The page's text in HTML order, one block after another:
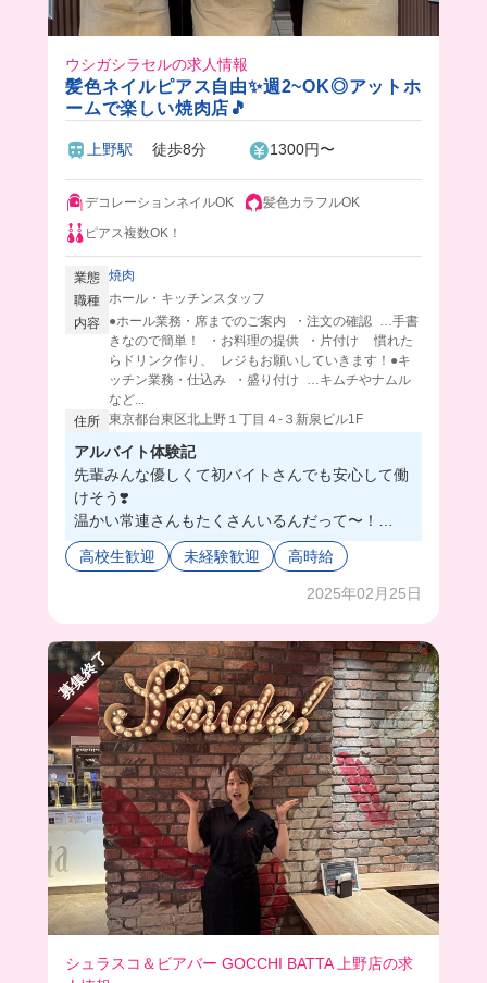
ウシガシラセルの求人情報
髪色ネイルピアス自由✨週2~OK◎アットホ
ームで楽しい焼肉店🎵
上野駅 徒歩8分 1300円〜
デコレーションネイルOK
髪色カラフルOK
ピアス複数OK！
業態 焼肉
職種 ホール・キッチンスタッフ
内容
●ホール業務・席までのご案内 ・注文の確認 …手書
きなので簡単！ ・お料理の提供 ・片付け 慣れた
らドリンク作り、 レジもお願いしていきます！●キ
ッチン業務・仕込み ・盛り付け …キムチやナムル
など...
住所 東京都台東区北上野１丁目４‐３新泉ビル1F
アルバイト体験記
先輩みんな優しくて初バイトさんでも安心して働
けそう❣️
温かい常連さんもたくさんいるんだって〜！
注文も手書きだからハンディの操作を覚えたりし
なくていいからめっちゃうれしい☺️🩷
牛を一頭買いしてるから、珍しい部位が多い！！
髪色ネイルも自由だからおしゃれしたまま働けち
ゃうね！
高校生歓迎 未経験歓迎 高時給
2025年02月25日
募集終了
シュラスコ＆ビアバー GOCCHI BATTA 上野店の求